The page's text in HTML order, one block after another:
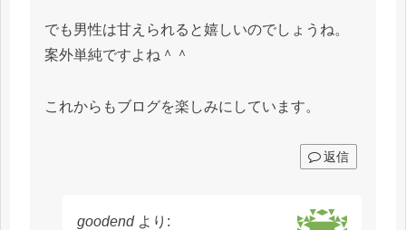
でも男性は甘えられると嬉しいのでしょうね。
案外単純ですよね＾＾
これからもブログを楽しみにしています。
返信
goodend より: